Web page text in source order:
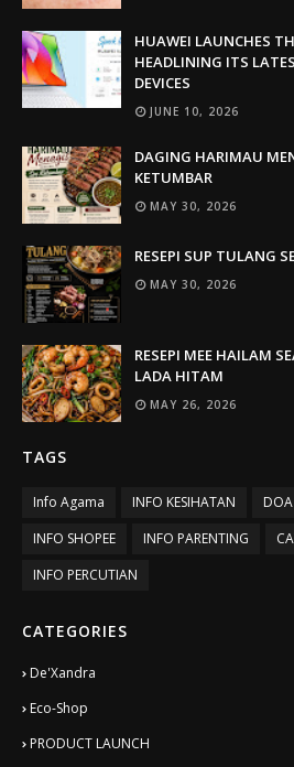
HUAWEI LAUNCHES
HEADLINING ITS
DEVICES
JUNE 10, 2026
DAGING HARIMAU
KETUMBAR
MAY 30, 2026
RESEPI SUP TULANG
MAY 30, 2026
RESEPI MEE HAILAM
LADA HITAM
MAY 26, 2026
TAGS
Info Agama INFO KESIHATAN DOA
INFO SHOPEE
INFO PARENTING
INFO PERCUTIAN
CATEGORIES
De'Xandra
Eco-Shop
PRODUCT LAUNCH